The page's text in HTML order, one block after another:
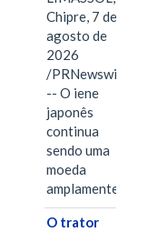
Chipre, 7 de
agosto de
2026
/PRNewswire/
-- O iene
japonês
continua
sendo uma
moeda
amplamente…
O trator